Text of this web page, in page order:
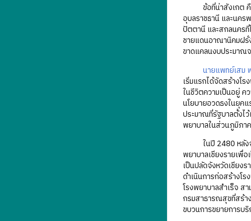
ข้อที่น่าสังเกต คือ
อุบลราชธานี และนค
ปัตตานี และสกลนครที่
ชายแดนอาณานิคมฝรั่
ขาดแคลนงบประมาณ
นายแพทย์เสม
เริ่มแรกได้จัดสร้างโ
ในชีวิตความเป็นอยู่ ค
นโยบายอวดธงในยุค
ประมาณที่รัฐบาลตั้งไ
พยาบาลในส่วนภูมิภา
ในปี 2480 หลังจา
พยาบาลเชียงรายเพื่อ
เป็นปลัดจังหวัดเชียง
ดำเนินการก่อสร้างโ
โรงพยาบาลสำเร็จ ส
กรมสาธารณสุขที่สร้า
ขบวนการขยายการบ